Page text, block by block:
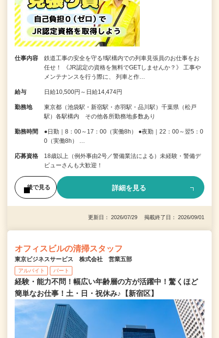
仕事内容
鉄道工事の安全を守る!!駅構内での列車見張員のお仕事をお
任せ！ 《JR認定の資格を無料でGETしませんか？》 工事や
メンテナンスを行う際に、 列車と作…
給与 日給10,500円～日給14,474円
勤務地
東京都（池袋駅・新宿駅・赤羽駅・品川駅）千葉県（松戸
駅）各駅構内 その他各所勤務地多数あり
勤務時間
●日勤｜8：00～17：00（実働8h） ●夜勤｜22：00～翌5：0
0（実働8h） …
応募資格
18歳以上（例外事由2号／警備業法による）未経験・警備デ
ビューさんも大歓迎！
後で見る 詳細を見る
更新日： 2026/07/29 掲載終了日： 2026/09/01
オフィスビルの清掃スタッフ
東京ビジネスサービス 株式会社 営業五部
アルバイト パート
経験・能力不問！幅広い年齢層の方が活躍中！驚くほど
簡単なお仕事！土・日・祝休み♪【新宿区】